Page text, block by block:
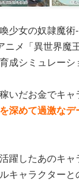
少女の奴隷魔
ニメ「異世界魔
成シミュレーシ
いだお金でキャ
深めて過激なデ
躍したあのキャ
キャラクターと